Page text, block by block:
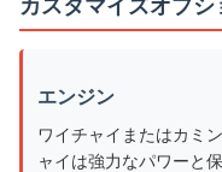
カスタマイズオプシ
エンジン
ワイチャイまたはカミ
ャイは強力なパワーと